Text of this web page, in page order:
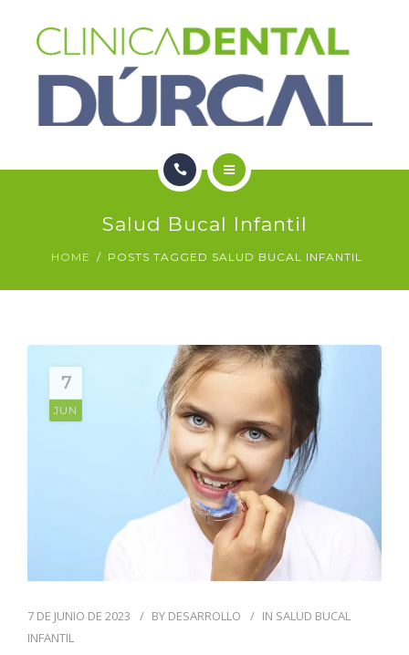
CONTACTO
CONTACTO
Salud Bucal Infantil
HOME POSTS TAGGED SALUD BUCAL INFANTIL
7
JUN
7 DE JUNIO DE 2023 BY DESARROLLO IN SALUD BUCAL
INFANTIL